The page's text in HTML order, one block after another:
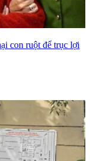
con ruột để trục lợi